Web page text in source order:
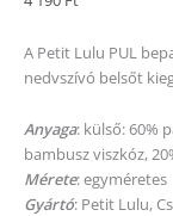
A Petit Lulu PUL
nedvszívó belsőt
Anyaga: külső: 60%
bambusz viszkóz,
Mérete: egyméretes
Gyártó: Petit Lulu,